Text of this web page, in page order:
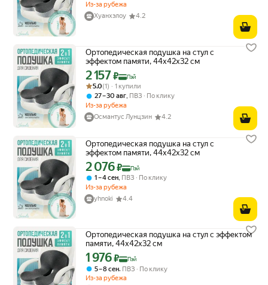
Из-за рубежа
Хуанхэлоу
4.2
Ортопедическая подушка на стул с
эффектом памяти, 44x42x32 см
Цена с картой Яндекс Пэй 2157 ₽ вместо
2 157₽ Пэй
Рейтинг товара: 5.0 из 5
Оценок: (1) · 1 купили
5.0(1) · 1 купили
27 – 30 авг, ПВЗ
По клику
Из-за рубежа
Османтус Лунцзин
4.2
Ортопедическая подушка на стул с
эффектом памяти, 44x42x32 см
Цена с картой Яндекс Пэй 2076 ₽ вместо
2 076₽ Пэй
1 – 4 сен ПВЗ
По клику
Из-за рубежа
yhnoki
4.4
Ортопедическая подушка на стул с эффектом
памяти, 44x42x32 см
Цена с картой Яндекс Пэй 1976 ₽ вместо
1 976₽ Пэй
5 – 8 сен, ПВЗ
По клику
Из-за рубежа